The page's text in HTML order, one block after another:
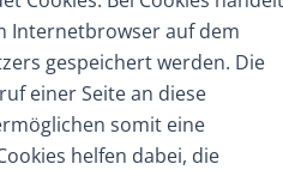
Internetbrowser auf dem
gespeichert werden. Die
einer Seite an diese
somit eine
helfen dabei, die